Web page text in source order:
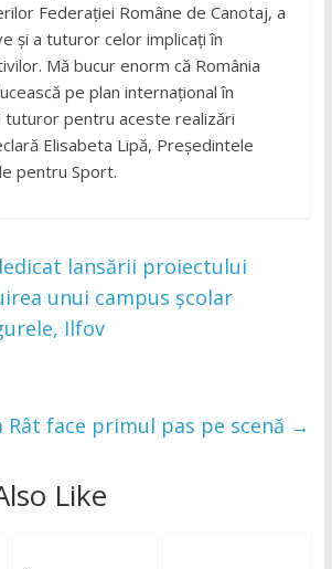
Federației Române de Canotaj, a
și a tuturor celor implicați în
Mă bucur enorm că România
pe plan internațional în
tuturor pentru aceste realizări
Elisabeta Lipă, Președintele
pentru Sport.
lansării proiectului
unui campus școlar
Ilfov
Rât face primul pas pe scenă →
Like